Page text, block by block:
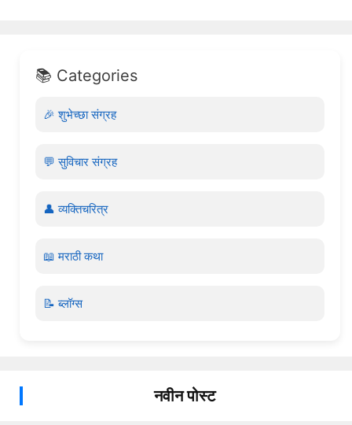
📚 Categories
🎉 शुभेच्छा संग्रह
💬 सुविचार संग्रह
👤 व्यक्तिचरित्र
📖 मराठी कथा
📝 ब्लॉग्स
नवीन पोस्ट